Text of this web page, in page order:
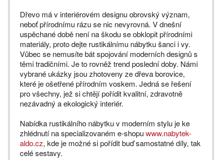
Dřevo má v interiérovém designu obrovský význam,
neboť přírodnímu rázu se nic nevyrovná. V dnešní
uspěchané době není na škodu se obklopit přírodními
materiály, proto dejte rustikálnímu nábytku šanci i vy.
Vůbec se nemusíte bát spojování moderních designů s
těmi tradičními. Je to rovněž trend poslední doby. Námi
vybrané ukázky jsou zhotoveny ze dřeva borovice,
které je ošetřené přírodním voskem. Jedná se řešení
pro všechny, jež si chtějí pořídit kvalitní, zdravotně
nezávadný a ekologický interiér.
Nabídka rustikálního nábytku v moderním stylu je ke
zhlédnutí na specializovaném e-shopuwww.nabytek-
aldo.cz, kde je možné si pořídit buď samostatné díly, tak
celé sestavy.